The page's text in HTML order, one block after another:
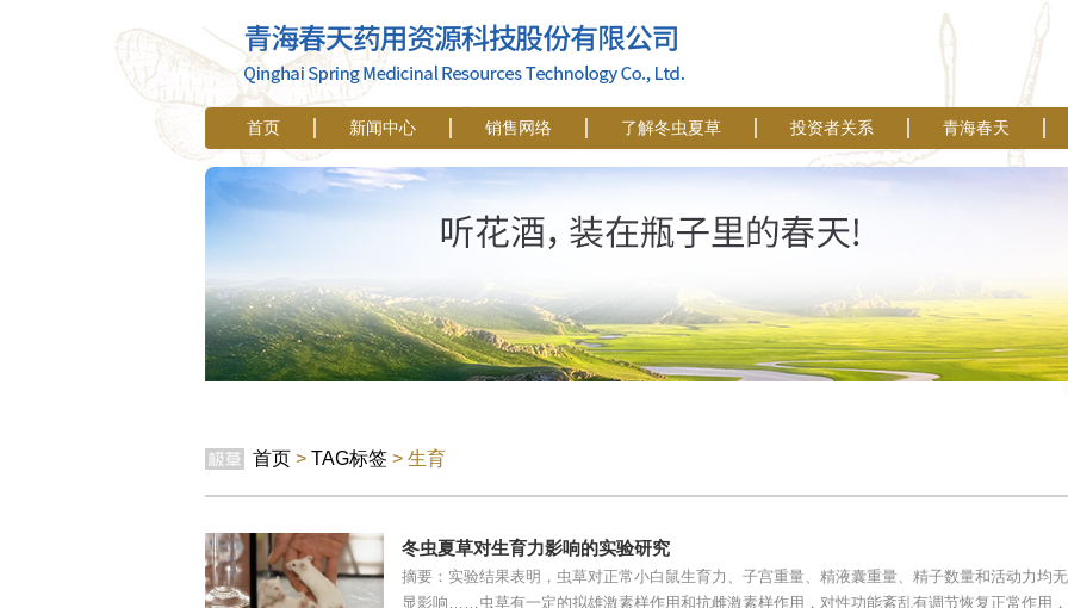
首页 新闻中心 销售网络 了解冬虫夏草 投资者关系 青海春天
首页 > TAG标签 > 生育
冬虫夏草对生育力影响的实验研究
摘要：实验结果表明，虫草对正常小白鼠生育力、子宫重量、精液囊重量、精子数量和活动力均
显影响……虫草有一定的拟雄激素样作用和抗雌激素样作用，对性功能紊乱有调节恢复正常作用